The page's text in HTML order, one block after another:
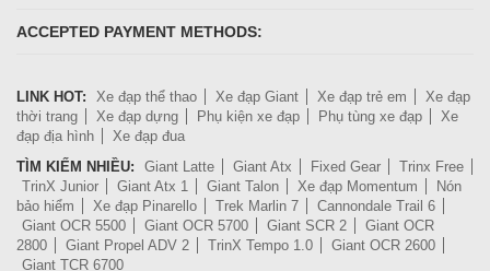
ACCEPTED PAYMENT METHODS:
LINK HOT: Xe đạp thể thao Xe đạp Giant Xe đạp trẻ em
Xe đạp
thời trang
Xe đạp dựng Phụ kiện xe đạp Phụ tùng xe đạp
Xe
đạp địa hình
Xe đạp đua
TÌM KIẾM NHIỀU:
Giant Latte Giant Atx Fixed Gear
Trinx Free
TrinX Junior
Giant Atx 1 Giant Talon Xe đạp Momentum
Nón
bảo hiểm
Xe đạp Pinarello Trek Marlin 7
Cannondale Trail 6
Giant OCR 5500
Giant OCR 5700 Giant SCR 2
Giant OCR
2800
Giant Propel ADV 2 TrinX Tempo 1.0
Giant OCR 2600
Giant TCR 6700